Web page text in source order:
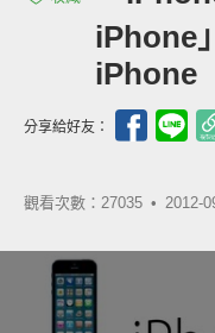
iPhone
iPhone
分享給好友：
觀看次數：27035 • 2012-